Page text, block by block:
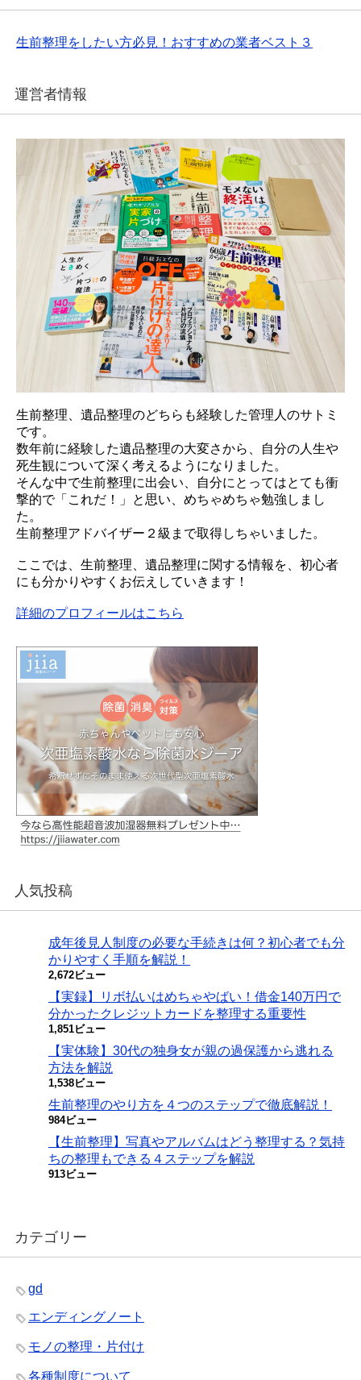
生前整理をしたい方必見！おすすめの業者ベスト３
運営者情報
生前整理、遺品整理のどちらも経験した管理人のサトミ
です。
数年前に経験した遺品整理の大変さから、自分の人生や
死生観について深く考えるようになりました。
そんな中で生前整理に出会い、自分にとってはとても衝
撃的で「これだ！」と思い、めちゃめちゃ勉強しまし
た。
生前整理アドバイザー２級まで取得しちゃいました。
ここでは、生前整理、遺品整理に関する情報を、初心者
にも分かりやすくお伝えしていきます！
詳細のプロフィールはこちら
人気投稿
成年後見人制度の必要な手続きは何？初心者でも分
かりやすく手順を解説！
2,672ビュー
【実録】リボ払いはめちゃやばい！借金140万円で
分かったクレジットカードを整理する重要性
1,851ビュー
【実体験】30代の独身女が親の過保護から逃れる
方法を解説
1,538ビュー
生前整理のやり方を４つのステップで徹底解説！
984ビュー
【生前整理】写真やアルバムはどう整理する？気持
ちの整理もできる４ステップを解説
913ビュー
カテゴリー
gd
エンディングノート
モノの整理・片付け
各種制度について